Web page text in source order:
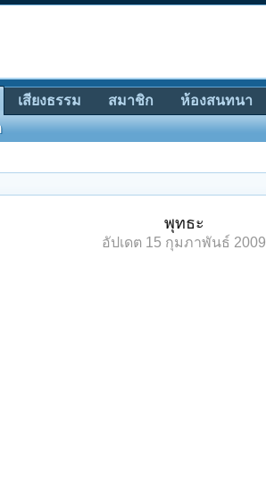
พุทธะ
อัปเดต 15 กุมภาพันธ์ 2009
เสียงธรรม สมาชิก ห้องสนทนา